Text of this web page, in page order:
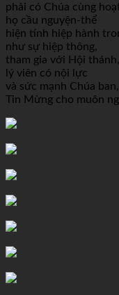
phải có Chúa cùng
họ cầu nguyện-thể
hiện tính hiệp hành
như sự hiệp thông,
tham gia với Hội
lý viên có nội lực
và sức mạnh Chúa
Tin Mừng cho muôn